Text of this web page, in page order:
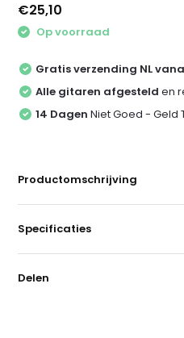
€25,10
Op voorraad
Gratis verzending NL
Alle gitaren afgesteld en
14 Dagen Niet Goed - Geld
Productomschrijving
Specificaties
Delen